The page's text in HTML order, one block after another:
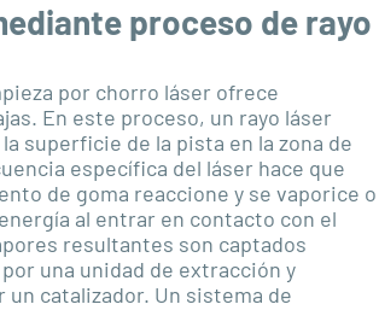
proceso de rayo
por chorro láser ofrece
En este proceso, un rayo láser
superficie de la pista en la zona de
específica del láser hace que
de goma reaccione y se vaporice o
al entrar en contacto con el
resultantes son captados
una unidad de extracción y
un catalizador. Un sistema de